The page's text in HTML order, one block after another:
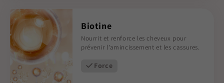
Biotine
Nourrit et renforce les cheveux pour
prévenir l’amincissement et les cassures.
Force